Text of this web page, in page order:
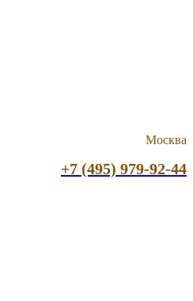
Москва
+7 (495) 979-92-44